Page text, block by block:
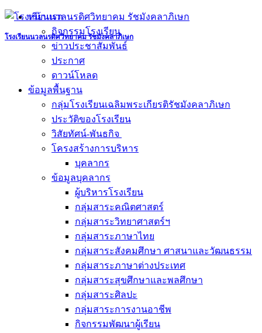
Skip
content
โรงเรียนนวลนรดิศวิทยาคม รัชมังคลาภิเษก
หน้าแรก
กิจกรรมโรงเรียน
ข่าวประชาสัมพันธ์
ประกาศ
ดาวน์โหลด
ข้อมูลพื้นฐาน
กลุ่มโรงเรียนเฉลิมพระเกียรติรัชมังคลาภิเษก
ประวัติของโรงเรียน
วิสัยทัศน์-พันธกิจ
โครงสร้างการบริหาร
บุคลากร
ข้อมูลบุคลากร
ผู้บริหารโรงเรียน
กลุ่มสาระคณิตศาสตร์
กลุ่มสาระวิทยาศาสตร์ฯ
กลุ่มสาระภาษาไทย
กลุ่มสาระสังคมศึกษา ศาสนาและวัฒนธรรม
กลุ่มสาระภาษาต่างประเทศ
กลุ่มสาระสุขศึกษาและพลศึกษา
กลุ่มสาระศิลปะ
กลุ่มสาระการงานอาชีพ
กิจกรรมพัฒนาผู้เรียน